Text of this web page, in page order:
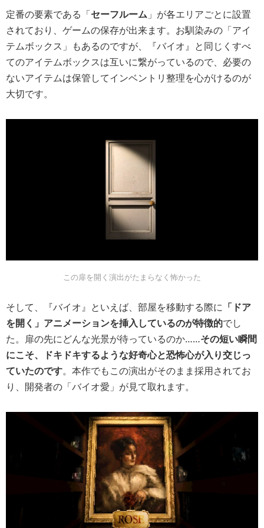
定番の要素である「セーフルーム 」が各エリアごとに設置
されており、ゲームの保存が出来ます。お馴染みの「アイ
テムボックス」もあるのですが、『バイオ』と同じくすべ
てのアイテムボックスは互いに繋がっているので、必要の
ないアイテムは保管してインベントリ整理を心がけるのが
大切です。
この扉を開く演出がたまらなく怖かった
そして、『バイオ』といえば、部屋を移動する際に 「ドア
を開く」アニメーションを挿入しているのが特徴的でし
た。扉の先にどんな光景が待っているのか……その短い瞬間
にこそ、ドキドキするような好奇心と恐怖心が入り交じっ
ていたのです。本作でもこの演出がそのまま採用されてお
り、開発者の「バイオ愛」が見て取れます。